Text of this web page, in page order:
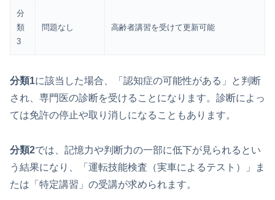
分
類
3
問題なし 高齢者講習を受けて更新可能
分類1に該当した場合、「認知症の可能性がある」と判断
され、専門医の診断を受けることになります。診断によっ
ては免許の停止や取り消しになることもあります。
分類2では、記憶力や判断力の一部に低下が見られるとい
う結果になり、「運転技能検査（実車によるテスト）」ま
たは「特定講習」の受講が求められます。